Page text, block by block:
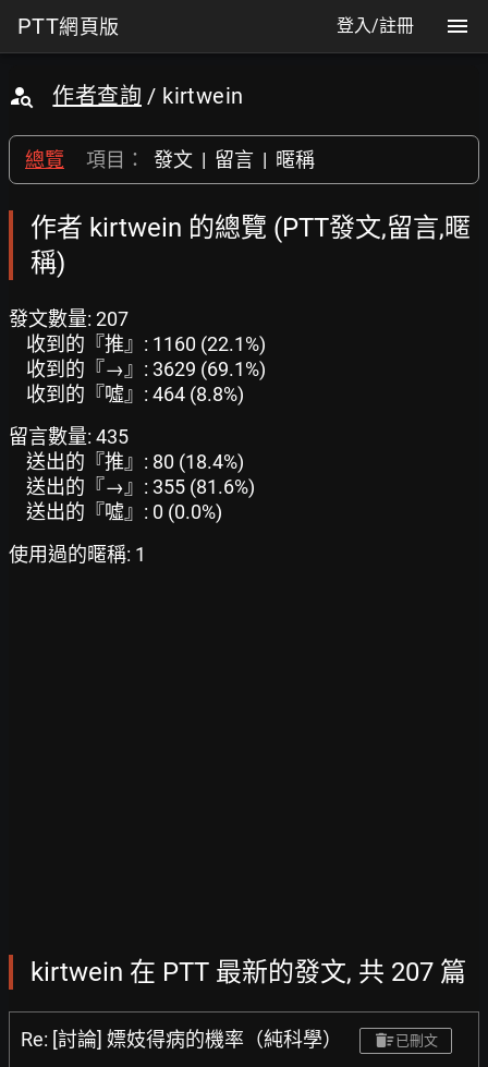
PTT網頁版 登入/註冊
作者查詢 / kirtwein
總覽 項目： 發文 | 留言 | 暱稱
作者 kirtwein 的總覽 (PTT發文,留言,暱
稱)
發文數量: 207
收到的『推』: 1160 (22.1%)
收到的『→』: 3629 (69.1%)
收到的『噓』: 464 (8.8%)
留言數量: 435
送出的『推』: 80 (18.4%)
送出的『→』: 355 (81.6%)
送出的『噓』: 0 (0.0%)
使用過的暱稱: 1
kirtwein 在 PTT 最新的發文, 共 207 篇
Re: [討論] 嫖妓得病的機率（純科學） 已刪文